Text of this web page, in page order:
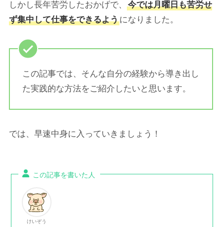
しかし長年苦労したおかげで、
今では月曜日も苦労せ
ず集中して仕事をできるようになりました。
この記事では、そんな自分の経験から導き出し
た実践的な方法をご紹介したいと思います。
では、早速中身に入っていきましょう！
この記事を書いた人
けいぞう